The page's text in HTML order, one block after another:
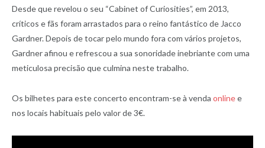
Desde que revelou o seu “Cabinet of Curiosities”, em 2013,
críticos e fãs foram arrastados para o reino fantástico de Jacco
Gardner. Depois de tocar pelo mundo fora com vários projetos,
Gardner afinou e refrescou a sua sonoridade inebriante com uma
meticulosa precisão que culmina neste trabalho.
Os bilhetes para este concerto encontram-se à venda onlinee
nos locais habituais pelo valor de 3€.